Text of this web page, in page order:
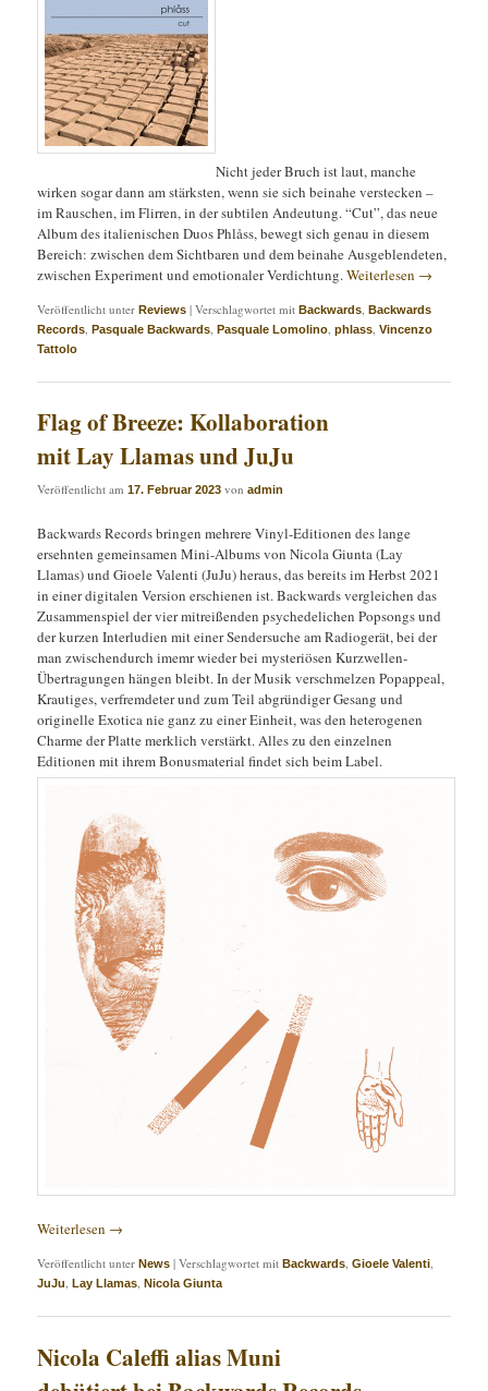
Nicht jeder Bruch ist laut, manche
wirken sogar dann am stärksten, wenn sie sich beinahe verstecken –
im Rauschen, im Flirren, in der subtilen Andeutung. “Cut”, das neue
Album des italienischen Duos Phlåss, bewegt sich genau in diesem
Bereich: zwischen dem Sichtbaren und dem beinahe Ausgeblendeten,
zwischen Experiment und emotionaler Verdichtung.Weiterlesen →
Veröffentlicht unter Reviews |Verschlagwortet mit Backwards ,Backwards
Records ,Pasquale Backwards ,Pasquale Lomolino ,phlass ,Vincenzo
Tattolo
Flag of Breeze: Kollaboration
mit Lay Llamas und JuJu
Veröffentlicht am17. Februar 2023 vonadmin
Backwards Records bringen mehrere Vinyl-Editionen des lange
ersehnten gemeinsamen Mini-Albums von Nicola Giunta (Lay
Llamas) und Gioele Valenti (JuJu) heraus, das bereits im Herbst 2021
in einer digitalen Version erschienen ist. Backwards vergleichen das
Zusammenspiel der vier mitreißenden psychedelichen Popsongs und
der kurzen Interludien mit einer Sendersuche am Radiogerät, bei der
man zwischendurch imemr wieder bei mysteriösen Kurzwellen-
Übertragungen hängen bleibt. In der Musik verschmelzen Popappeal,
Krautiges, verfremdeter und zum Teil abgründiger Gesang und
originelle Exotica nie ganz zu einer Einheit, was den heterogenen
Charme der Platte merklich verstärkt. Alles zu den einzelnen
Editionen mit ihrem Bonusmaterial findet sich beim Label.
Weiterlesen →
Veröffentlicht unter News |Verschlagwortet mit Backwards,Gioele Valenti,
JuJu,Lay Llamas,Nicola Giunta
Nicola Caleffi alias Muni